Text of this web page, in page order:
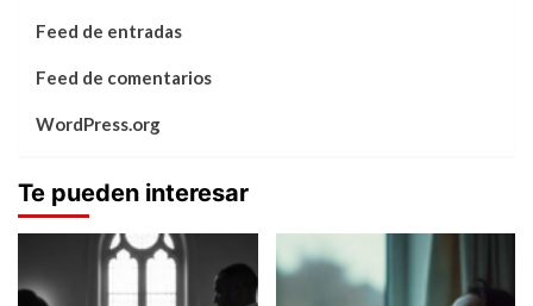
Feed de entradas
Feed de comentarios
WordPress.org
Te pueden interesar